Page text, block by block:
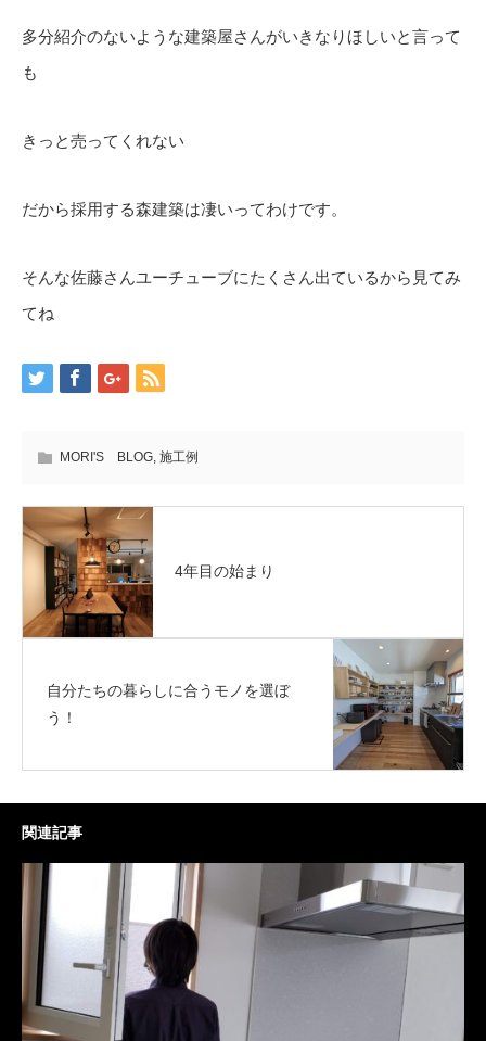
多分紹介のないような建築屋さんがいきなりほしいと言って
も
きっと売ってくれない
だから採用する森建築は凄いってわけです。
そんな佐藤さんユーチューブにたくさん出ているから見てみ
てね
MORI'S BLOG, 施工例
4年目の始まり
自分たちの暮らしに合うモノを選ぼ
う！
関連記事